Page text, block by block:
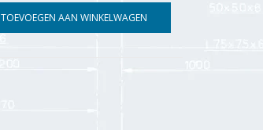
TOEVOEGEN AAN WINKELWAGEN